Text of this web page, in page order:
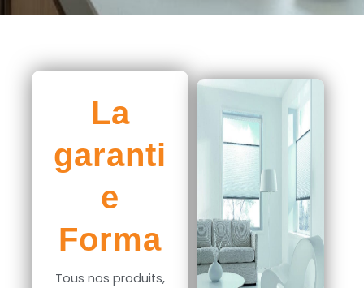
La
garanti
e
Forma
Tous nos produits,